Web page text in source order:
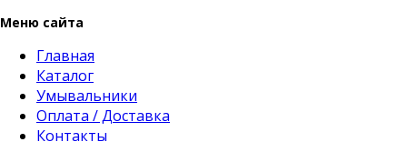
Меню сайта
Главная
Каталог
Умывальники
Оплата / Доставка
Контакты